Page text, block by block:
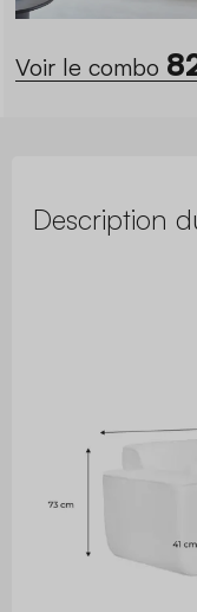
Voir le combo
Description